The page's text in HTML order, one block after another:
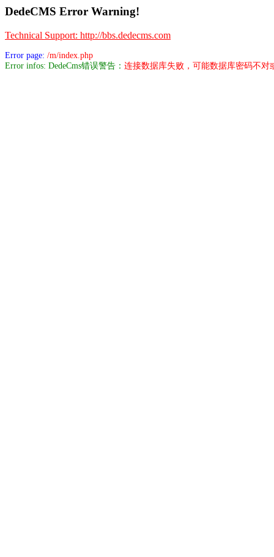
DedeCMS Error Warning!
Technical Support: http://bbs.dedecms.com
Error page: /m/index.php
Error infos: DedeCms错误警告： 连接数据库失败，可能数据库密码不对